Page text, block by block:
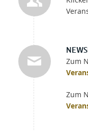
Zum
Zum